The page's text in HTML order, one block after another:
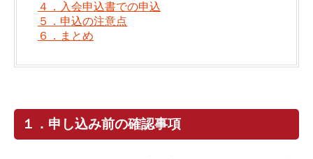
４．入会申込書での申込
５．申込の注意点
６．まとめ
１．申し込み前の確認事項